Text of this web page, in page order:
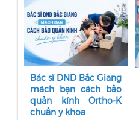
Bác sĩ DND Bắc Giang
mách bạn cách bảo
quản kính Ortho-K
chuẩn y khoa